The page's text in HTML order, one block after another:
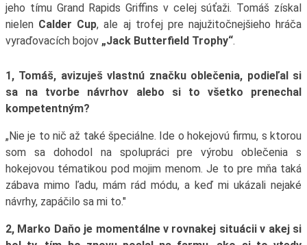
jeho tímu Grand Rapids Griffins v celej súťaži. Tomáš získal
nielen Calder Cup, ale aj trofej pre najužitočnejšieho hráča
vyraďovacích bojov „Jack Butterfield Trophy“.
1, Tomáš, avizuješ vlastnú značku oblečenia, podieľal si
sa na tvorbe návrhov alebo si to všetko prenechal
kompetentným?
„Nie je to nič až také špeciálne. Ide o hokejovú firmu, s ktorou
som sa dohodol na spolupráci pre výrobu oblečenia s
hokejovou tématikou pod mojim menom. Je to pre mňa taká
zábava mimo ľadu, mám rád módu, a keď mi ukázali nejaké
návrhy, zapáčilo sa mi to."
2, Marko Daňo je momentálne v rovnakej situácii v akej si